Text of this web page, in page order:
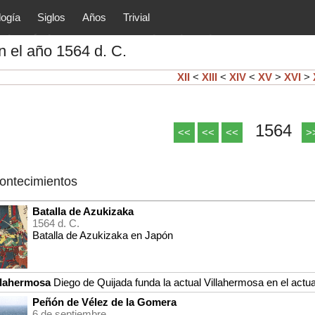
y principales
arte, cultura, etc.) de la
Siglos Años Trivial
el año 1564 d. C.
XII < XIII < XIV < XV > XVI >
<< << << 1564
Batalla de Azukizaka
1564 d. C.
Batalla de Azukizaka en Japón
Diego de Quijada funda la actual Villahermosa en el
Peñón de Vélez de la Gomera